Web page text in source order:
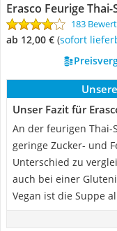
Erasco Feurige Thai-
183
ab 12,00 € ( Sofort
Unser Fazit für
An der feurigen Thai-
geringe Zucker- und
Unterschied zu
auch bei einer
Vegan ist die Suppe